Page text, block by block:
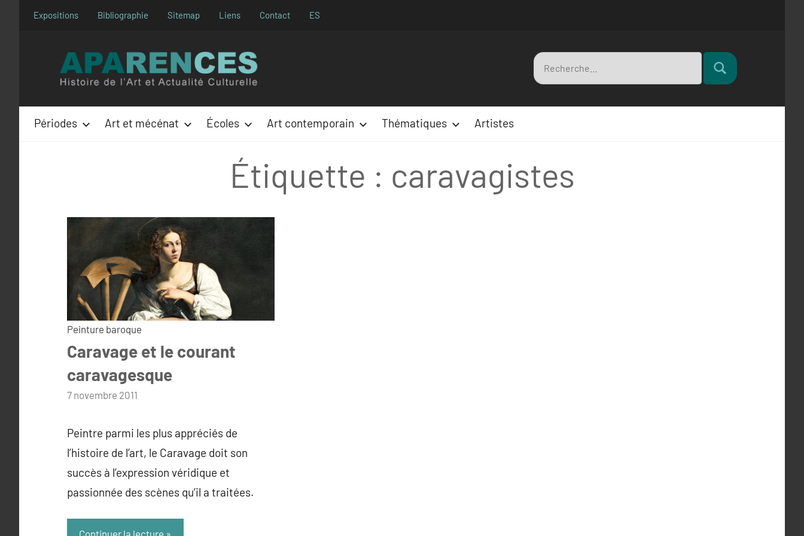
Expositions Bibliographie Sitemap Liens Contact ES
Recherche
pour
Rechercher
Périodes Art et mécénat Écoles Art contemporain Thématiques Artistes
Étiquette : caravagistes
Peinture baroque
Caravage et le courant
caravagesque
par
7 novembre 2011
Peintre parmi les plus appréciés de
l’histoire de l’art, le Caravage doit son
succès à l’expression véridique et
passionnée des scènes qu’il a traitées.
Continuer la lecture